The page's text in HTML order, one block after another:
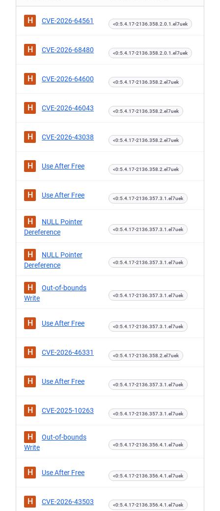
H CVE-2026-64561 <0:5.4.17-2136.358.2.0.1.el7uek
H CVE-2026-68480 <0:5.4.17-2136.358.2.0.1.el7uek
H CVE-2026-64600 <0:5.4.17-2136.358.2.el7uek
H CVE-2026-46043 <0:5.4.17-2136.358.2.el7uek
H CVE-2026-43038 <0:5.4.17-2136.358.2.el7uek
H Use After Free <0:5.4.17-2136.358.2.el7uek
H Use After Free <0:5.4.17-2136.357.3.1.el7uek
H
NULL Pointer
Dereference
<0:5.4.17-2136.357.3.1.el7uek
H
NULL Pointer
Dereference
<0:5.4.17-2136.357.3.1.el7uek
H
Out-of-bounds
Write
<0:5.4.17-2136.357.3.1.el7uek
H Use After Free <0:5.4.17-2136.357.3.1.el7uek
H CVE-2026-46331 <0:5.4.17-2136.358.2.el7uek
H Use After Free <0:5.4.17-2136.357.3.1.el7uek
H CVE-2025-10263 <0:5.4.17-2136.357.3.1.el7uek
H
Out-of-bounds
Write
<0:5.4.17-2136.356.4.1.el7uek
H Use After Free <0:5.4.17-2136.356.4.1.el7uek
H CVE-2026-43503 <0:5.4.17-2136.356.4.1.el7uek